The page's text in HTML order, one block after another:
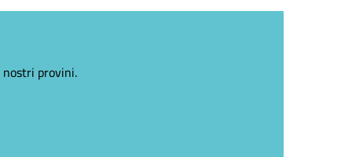
provini.